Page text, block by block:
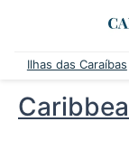
Ilhas das Caraíbas